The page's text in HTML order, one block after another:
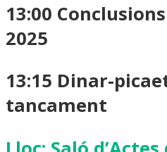
13:00
2025
13:15 Dinar-
tancament